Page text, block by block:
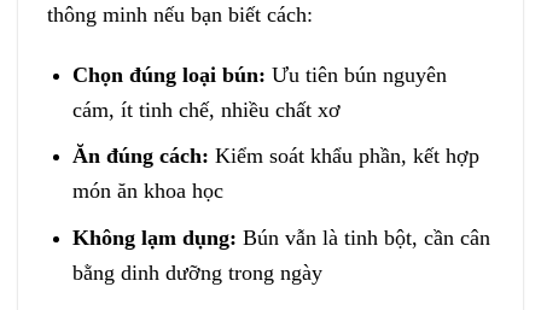
thông minh nếu bạn biết cách:
Chọn đúng loại bún: Ưu tiên bún nguyên
cám, ít tinh chế, nhiều chất xơ
Ăn đúng cách: Kiểm soát khẩu phần, kết hợp
món ăn khoa học
Không lạm dụng: Bún vẫn là tinh bột, cần cân
bằng dinh dưỡng trong ngày